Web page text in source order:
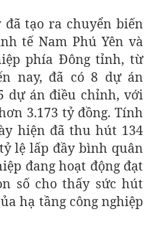
tạo ra chuyển biến
tế Nam Phú Yên và
phía Đông tỉnh, từ
nay, đã có 8 dự án
dự án điều chỉnh, với
3.173 tỷ đồng. Tính
hiện đã thu hút 134
lệ lấp đầy bình quân
đang hoạt động đạt
số cho thấy sức hút
hạ tầng công nghiệp